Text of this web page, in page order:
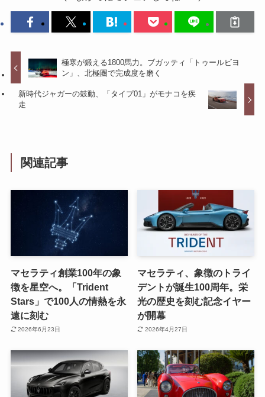
極寒が鍛える1800馬力。ブガッティ「トゥールビヨ
ン」、北極圏で完成度を磨く
新時代ジャガーの鼓動、「タイプ01」がモナコを疾
走
関連記事
マセラティ創業100年の象
徴を星空へ。「Trident
Stars」で100人の情熱を永
遠に刻む
2026年6月23日
マセラティ、象徴のトライ
デントが誕生100周年。栄
光の歴史を刻む記念イヤー
が開幕
2026年4月27日